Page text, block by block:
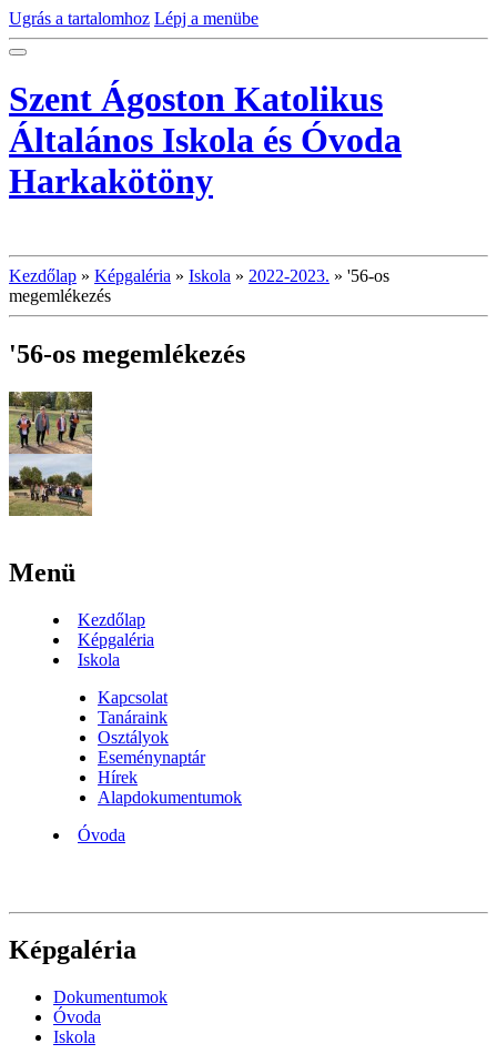
Ugrás a tartalomhoz Lépj a menübe
Szent Ágoston Katolikus
Általános Iskola és Óvoda
Harkakötöny
Kezdőlap » Képgaléria » Iskola » 2022-2023. » '56-os
megemlékezés
'56-os megemlékezés
Menü
Kezdőlap
Képgaléria
Iskola
Kapcsolat
Tanáraink
Osztályok
Eseménynaptár
Hírek
Alapdokumentumok
Óvoda
Képgaléria
Dokumentumok
Óvoda
Iskola